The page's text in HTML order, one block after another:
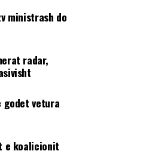
ministrash do
radar,
godet vetura
e koalicionit